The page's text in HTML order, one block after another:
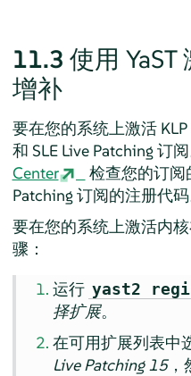
11.3 使用
增补
要在您的系统上激活
和 SLE Live Patching 订
Center
检查您的订阅
Patching 订阅的注册代码
要在您的系统上激活内
骤：
运行 yast2
择扩展。
在可用扩展列表中
Live Patching 15，